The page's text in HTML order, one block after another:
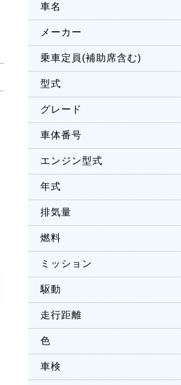
車名
メーカー
乗車定員(補助席含む)
型式
グレード
車体番号
エンジン型式
年式
排気量
燃料
ミッション
駆動
走行距離
色
車検